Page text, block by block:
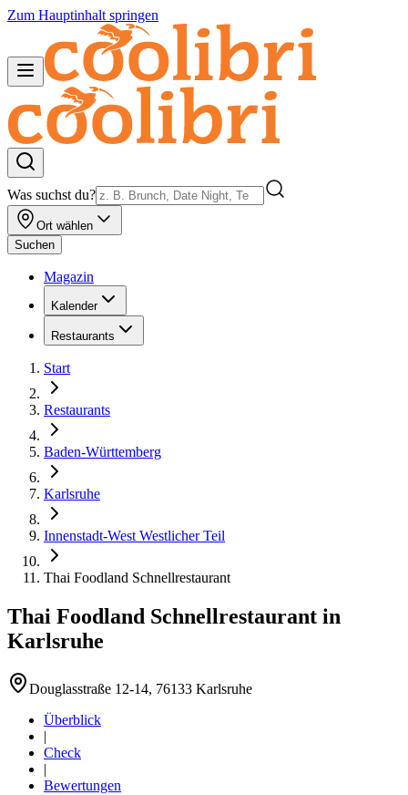
Zum Hauptinhalt springen
Was suchst du?
Ort wählen
Suchen
Magazin
Kalender
Restaurants
Start
Restaurants
Baden-Württemberg
Karlsruhe
Innenstadt-West Westlicher Teil
Thai Foodland Schnellrestaurant
Thai Foodland Schnellrestaurant in
Karlsruhe
Douglasstraße 12-14, 76133 Karlsruhe
Überblick
|
Check
|
Bewertungen